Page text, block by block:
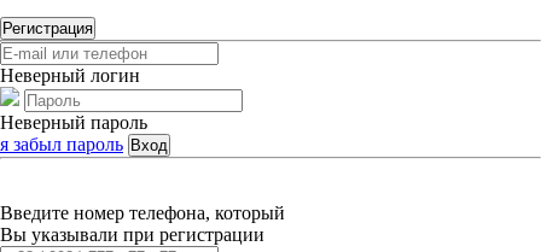
Регистрация
Неверный логин
Неверный пароль
я забыл пароль Вход
Введите номер телефона, который
Вы указывали при регистрации